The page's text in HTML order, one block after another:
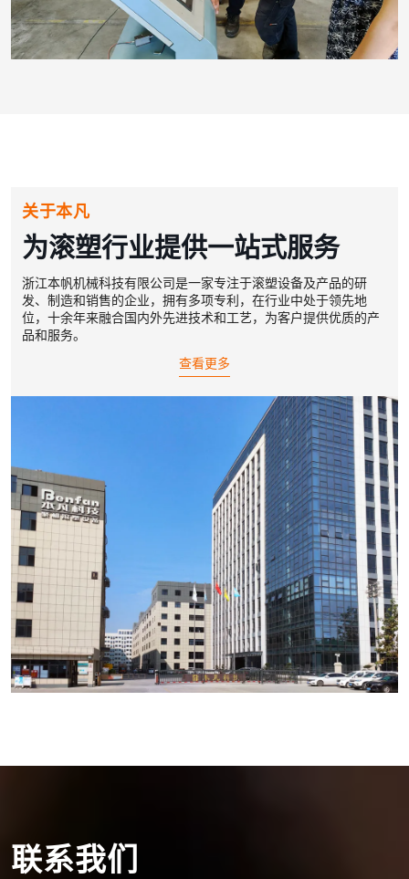
关于本凡
为滚塑行业提供一站式服务
浙江本帆机械科技有限公司是一家专注于滚塑设备及产品的研
发、制造和销售的企业，拥有多项专利，在行业中处于领先地
位，十余年来融合国内外先进技术和工艺，为客户提供优质的产
品和服务。
查看更多
联系我们